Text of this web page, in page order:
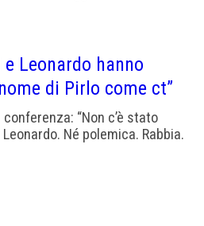
Leonardo hanno
di Pirlo come ct”
conferenza: “Non c’è stato
Né polemica. Rabbia.